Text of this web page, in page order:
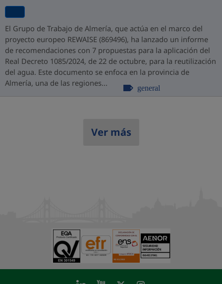
El Grupo de Trabajo de Almería, que actúa en el marco del
proyecto europeo REWAISE (869496), ha lanzado un informe
de recomendaciones con 7 propuestas para la aplicación del
Real Decreto 1085/2024, de 22 de octubre, para la reutilización
del agua. Este documento se enfoca en la provincia de
Almería, una de las regiones...
general
Ver más